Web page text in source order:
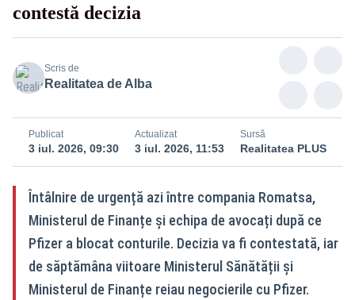
contestă decizia
Scris de
Realitatea de Alba
Publicat
3 iul. 2026, 09:30
Actualizat
3 iul. 2026, 11:53
Sursă
Realitatea PLUS
Întâlnire de urgență azi între compania Romatsa,
Ministerul de Finanțe și echipa de avocați după ce
Pfizer a blocat conturile. Decizia va fi contestată, iar
de săptămâna viitoare Ministerul Sănătății și
Ministerul de Finanțe reiau negocierile cu Pfizer.